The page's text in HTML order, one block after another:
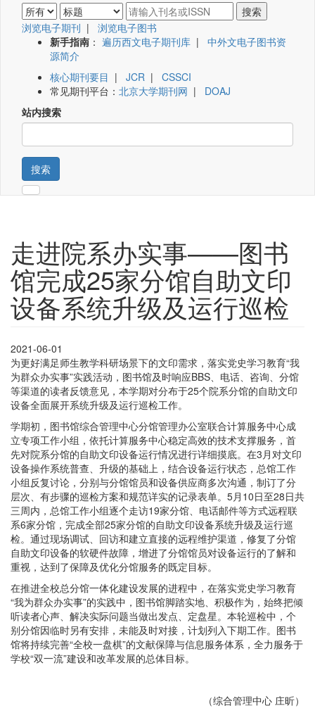
浏览电子期刊 | 浏览电子图书
新手指南 ： 遍历西文电子期刊库 | 中外文电子图书资
源简介
核心期刊要目 | JCR | CSSCI
常见期刊平台： 北京大学期刊网 | DOAJ
站内搜索
搜索
走进院系办实事——图书
馆完成25家分馆自助文印
设备系统升级及运行巡检
2021-06-01
为更好满足师生教学科研场景下的文印需求，落实党史学习教育“我
为群众办实事”实践活动，图书馆及时响应BBS、电话、咨询、分馆
等渠道的读者反馈意见，本学期对分布于25个院系分馆的自助文印
设备全面展开系统升级及运行巡检工作。
学期初，图书馆综合管理中心分馆管理办公室联合计算服务中心成
立专项工作小组，依托计算服务中心稳定高效的技术支撑服务，首
先对院系分馆的自助文印设备运行情况进行详细摸底。在3月对文印
设备操作系统普查、升级的基础上，结合设备运行状态，总馆工作
小组反复讨论，分别与分馆馆员和设备供应商多次沟通，制订了分
层次、有步骤的巡检方案和规范详实的记录表单。5月10日至28日共
三周内，总馆工作小组逐个走访19家分馆、电话邮件等方式远程联
系6家分馆，完成全部25家分馆的自助文印设备系统升级及运行巡
检。通过现场调试、回访和建立直接的远程维护渠道，修复了分馆
自助文印设备的软硬件故障，增进了分馆馆员对设备运行的了解和
重视，达到了保障及优化分馆服务的既定目标。
在推进全校总分馆一体化建设发展的进程中，在落实党史学习教育
“我为群众办实事”的实践中，图书馆脚踏实地、积极作为，始终把倾
听读者心声、解决实际问题当做出发点、定盘星。本轮巡检中，个
别分馆因临时另有安排，未能及时对接，计划列入下期工作。图书
馆将持续完善“全校一盘棋”的文献保障与信息服务体系，全力服务于
学校“双一流”建设和改革发展的总体目标。
（综合管理中心 庄昕）